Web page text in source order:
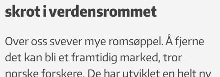
skrot i verdensrommet
Over oss svever mye romsøppel. Å fjerne
det kan bli et framtidig marked, tror
norske forskere. De har utviklet en helt ny